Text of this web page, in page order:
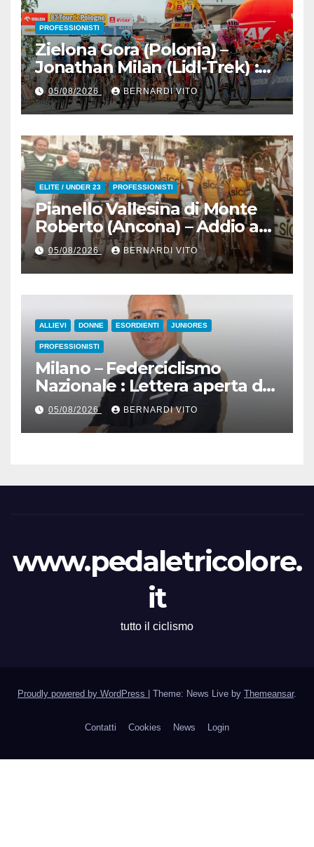
PROFESSIONISTI
Zielona Gora (Polonia) –
Jonathan Milan (Lidl-Trek) :
Vince la terza tappa di
seguito e in maglia gialla
all’83° Giro di Polonia
05/08/2026 BERNARDI VITO
ELITE / UNDER 23 PROFESSIONISTI
Pianello Vallesina di Monte
Roberto (Ancona) – Addio ad
Alderino Bartoloni, Direttore
Sportivo rigorosamente
Gentile
05/08/2026 BERNARDI VITO
ALLIEVI DONNE ESORDIENTI JUNIORES
PROFESSIONISTI
Milano – Federciclismo
Nazionale : Lettera aperta del
Presidente Cordiano
Dagnoni
05/08/2026 BERNARDI VITO
www.pedaletricolore.
it
tutto il ciclismo
Proudly powered by WordPress | Theme: News Live by Themeansar.
Contatti Cookies News Login